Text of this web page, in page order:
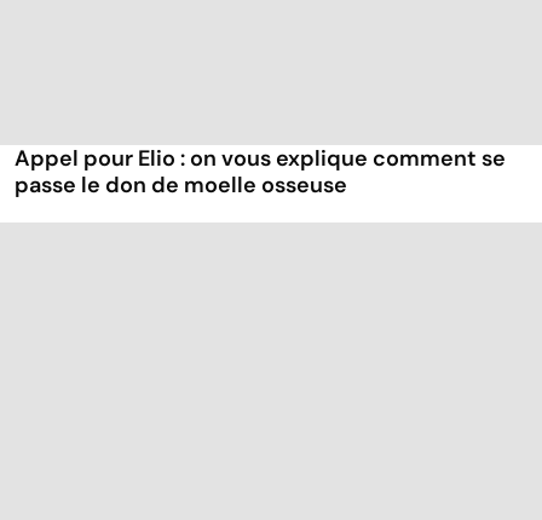
Appel pour Elio : on vous explique comment se
passe le don de moelle osseuse